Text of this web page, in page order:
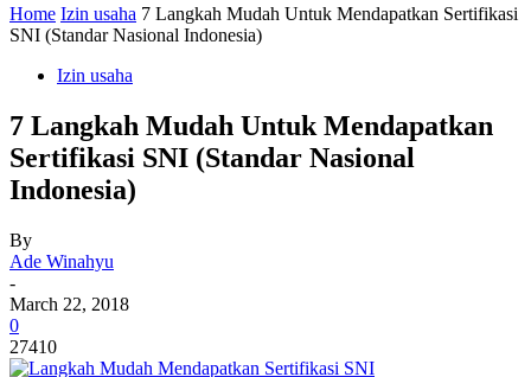
Home Izin usaha 7 Langkah Mudah Untuk Mendapatkan Sertifikasi
SNI (Standar Nasional Indonesia)
Izin usaha
7 Langkah Mudah Untuk Mendapatkan
Sertifikasi SNI (Standar Nasional
Indonesia)
By
Ade Winahyu
-
March 22, 2018
0
27410